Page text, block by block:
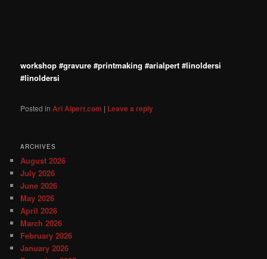
workshop #gravure #printmaking #arialpert #linoldersi
#linoldersi
Posted in Ari Alpert.com | Leave a reply
ARCHIVES
August 2026
July 2026
June 2026
May 2026
April 2026
March 2026
February 2026
January 2026